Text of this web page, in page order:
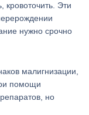
кровоточить. Эти
нужно срочно
малигнизации,
помощи
но